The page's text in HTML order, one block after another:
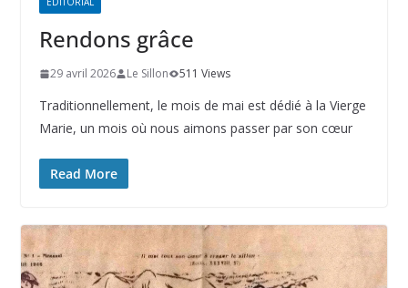
Rendons grâce
29 avril 2026 Le Sillon 511 Views
Traditionnellement, le mois de mai est dédié à la Vierge
Marie, un mois où nous aimons passer par son cœur
Read More